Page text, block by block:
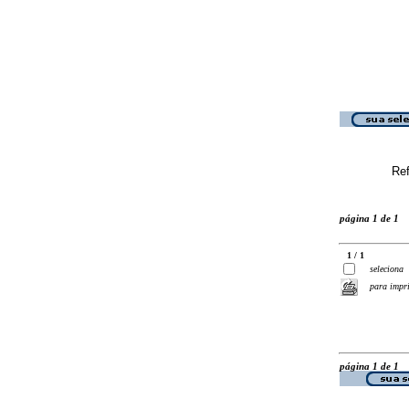
página 1 de 1
1 / 1
seleciona
para
página 1 de 1